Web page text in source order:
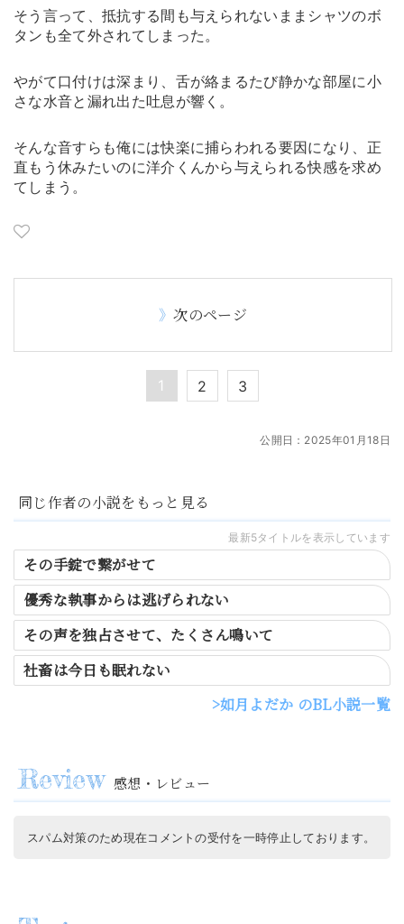
そう言って、抵抗する間も与えられないままシャツのボ
タンも全て外されてしまった。
やがて口付けは深まり、舌が絡まるたび静かな部屋に小
さな水音と漏れ出た吐息が響く。
そんな音すらも俺には快楽に捕らわれる要因になり、正
直もう休みたいのに洋介くんから与えられる快感を求め
てしまう。
次のページ
1 2 3
公開日： 2025年01月18日
同じ作者の小説をもっと見る
最新5タイトルを表示しています
その手錠で繋がせて
優秀な執事からは逃げられない
その声を独占させて、たくさん鳴いて
社畜は今日も眠れない
如月よだか のBL小説一覧
感想・レビュー
スパム対策のため現在コメントの受付を一時停止しております。